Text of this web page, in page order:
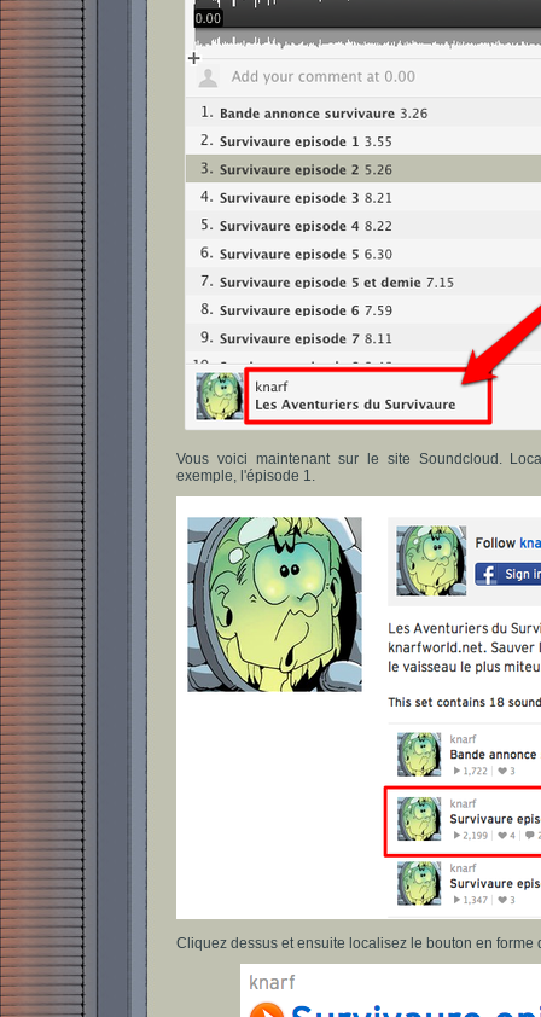
Vous voici maintenant sur le site Soundcloud.
exemple, l'épisode 1.
Cliquez dessus et ensuite localisez le bouton en forme